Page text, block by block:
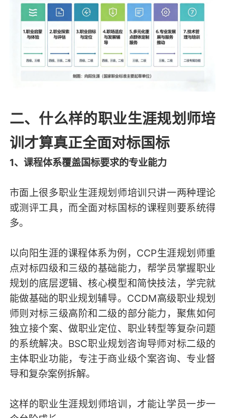
二、什么样的职业生涯规划师培
训才算真正全面对标国标
1、课程体系覆盖国标要求的专业能力
市面上很多职业生涯规划师培训只讲一两种理论
或测评工具，而全面对标国标的课程则要系统得
多。
以向阳生涯的课程体系为例，CCP生涯规划师重
点对标四级和三级的基础能力，帮学员掌握职业
规划的底层逻辑、核心模型和简快技法，学完就
能做基础的职业规划辅导。CCDM高级职业规划
师则对标三级高阶和二级的部分能力，聚焦如何
独立接个案、做职业定位、职业转型等复杂问题
的系统解决。BSC职业规划咨询导师对标二级的
主体职业功能，专注于商业级个案咨询、专业督
导和复杂案例拆解。
这样的职业生涯规划师培训，才能让学员一步一